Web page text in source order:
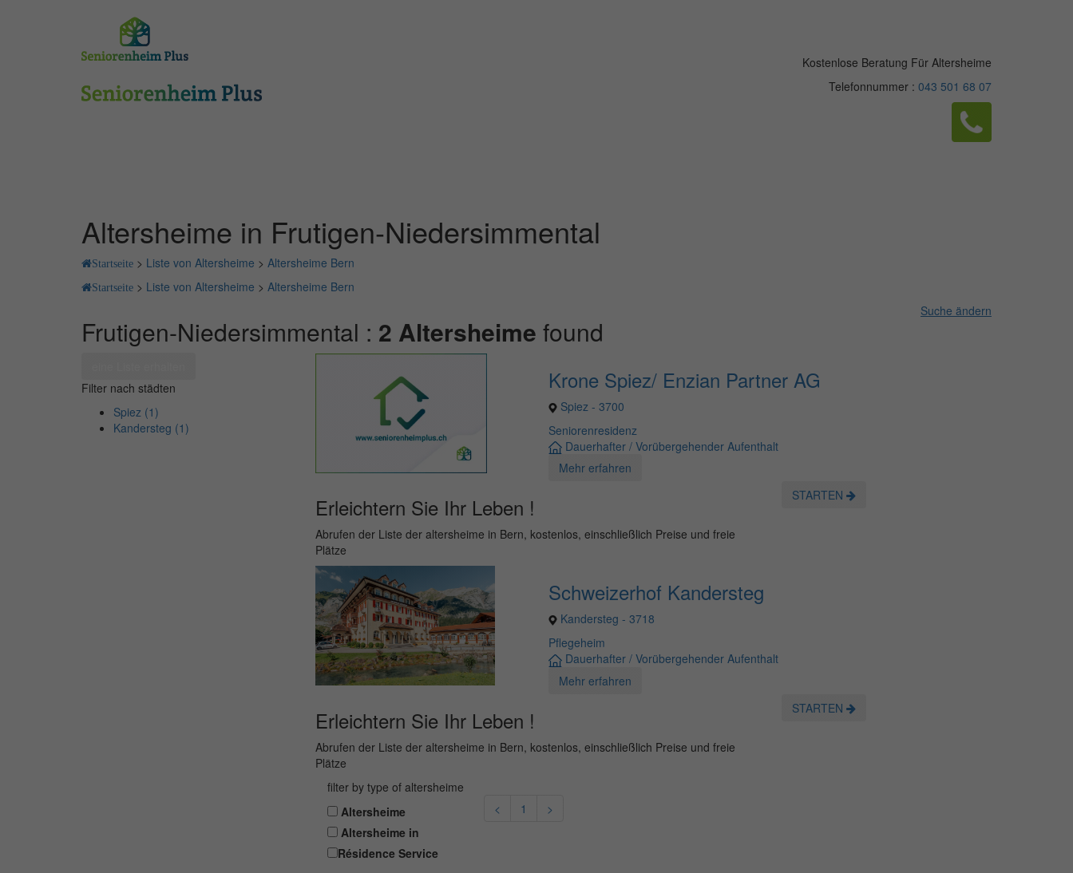
Kostenlose Beratung Für Altersheime
Telefonnummer : 043 501 68 07
Altersheime in Frutigen-Niedersimmental
Startseite > Liste von Altersheime > Altersheime Bern
Startseite > Liste von Altersheime > Altersheime Bern
Frutigen-Niedersimmental : 2 Altersheime found
Suche ändern
Filter nach städten
Spiez (1)
Kandersteg (1)
Krone Spiez/ Enzian Partner AG
Spiez - 3700
Seniorenresidenz
Dauerhafter / Vorübergehender Aufenthalt
Mehr erfahren
Erleichtern Sie Ihr Leben !
Abrufen der Liste der altersheime in Bern, kostenlos, einschließlich Preise und freie
Plätze
STARTEN
Schweizerhof Kandersteg
Kandersteg - 3718
Pflegeheim
Dauerhafter / Vorübergehender Aufenthalt
Mehr erfahren
Erleichtern Sie Ihr Leben !
Abrufen der Liste der altersheime in Bern, kostenlos, einschließlich Preise und freie
Plätze
STARTEN
< 1 >
filter by type of altersheime
Altersheime
Altersheime in
Résidence Service